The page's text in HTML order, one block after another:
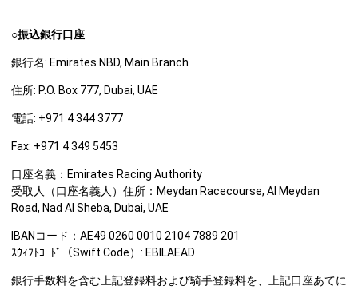
○振込銀行口座
銀行名: Emirates NBD, Main Branch
住所: P.O. Box 777, Dubai, UAE
電話: +971 4 344 3777
Fax: +971 4 349 5453
口座名義：Emirates Racing Authority
受取人（口座名義人）住所：Meydan Racecourse, Al Meydan
Road, Nad Al Sheba, Dubai, UAE
IBANコード：AE49 0260 0010 2104 7889 201
ｽｳｨﾌﾄｺｰﾄﾞ（Swift Code）: EBILAEAD
銀行手数料を含む上記登録料および騎手登録料を、上記口座あてに